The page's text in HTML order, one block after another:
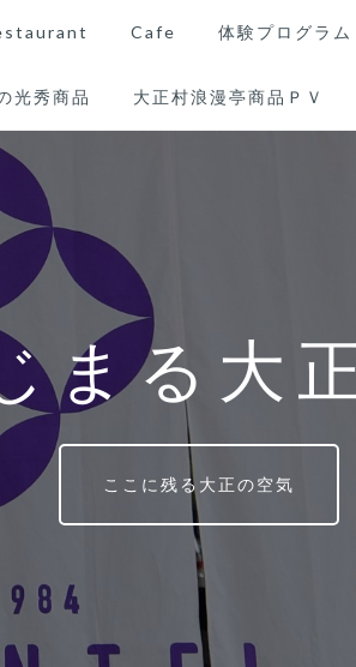
Cafe 体験プログラム
光秀商品 大正村浪漫亭商品ＰＶ
まる大
ここに残る大正の空気